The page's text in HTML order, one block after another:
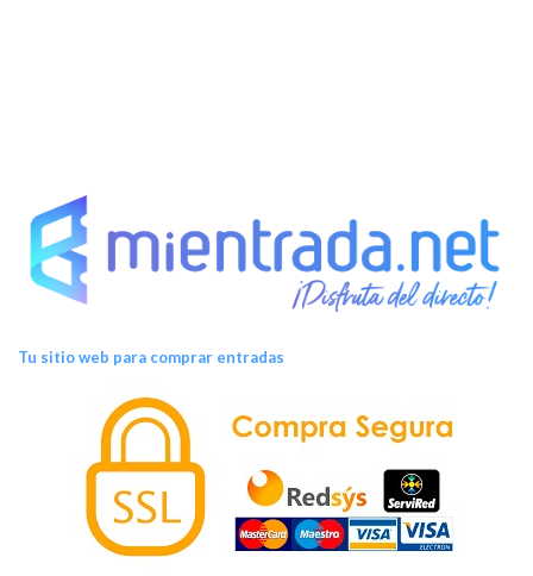
Tu sitio web para comprar entradas